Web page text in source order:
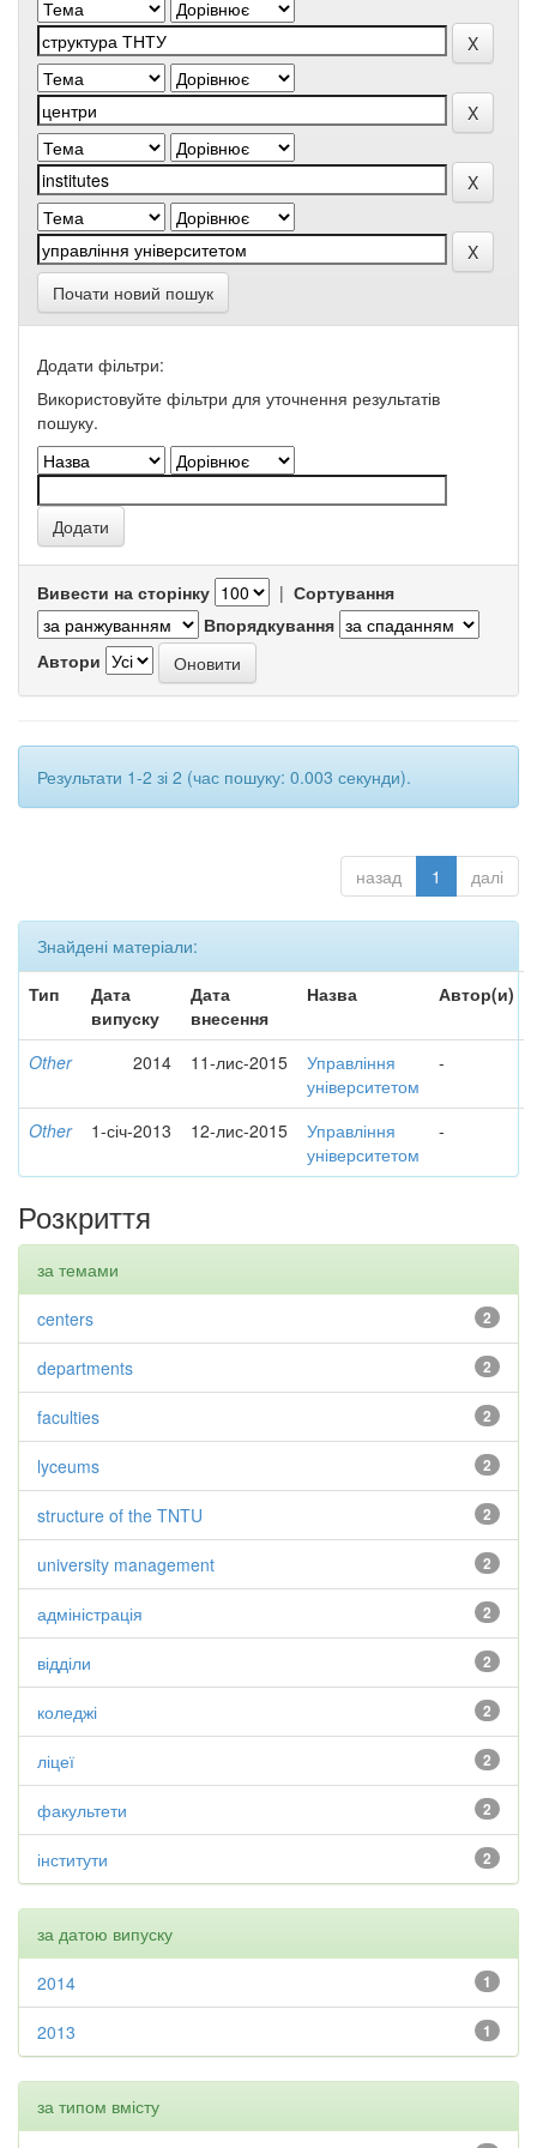
Почати новий пошук
Додати фільтри:
Використовуйте фільтри для уточнення результатів
пошуку.
Вивести на сторінку | Сортування
Впорядкування
Автори
Результати 1-2 зі 2 (час пошуку: 0.003 секунди).
назад 1 далі
Знайдені матеріали:
Тип
Дата
випуску
Дата
внесення
Назва Автор(и)
Other 2014 11-лис-2015
Управління
університетом
-
Other 1-січ-2013 12-лис-2015
Управління
університетом
-
Розкриття
за темами
2
centers
2
departments
2
faculties
2
lyceums
2
structure of the TNTU
2
university management
2
адміністрація
2
відділи
2
коледжі
2
ліцеї
2
факультети
2
інститути
за датою випуску
1
2014
1
2013
за типом вмісту